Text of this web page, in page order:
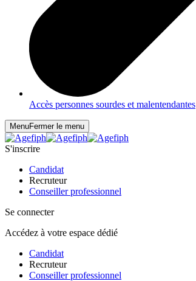
Accès personnes sourdes et malentendantes
MenuFermer le menu
S'inscrire
Candidat
Recruteur
Conseiller professionnel
Se connecter
Accédez à votre espace dédié
Candidat
Recruteur
Conseiller professionnel